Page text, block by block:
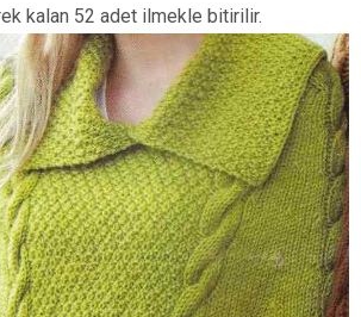
kalan 52 adet ilmekle bitirilir.